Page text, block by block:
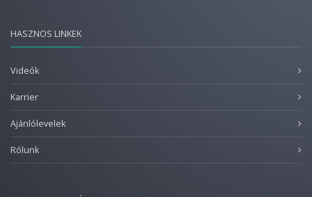
HASZNOS LINKEK
Videók
Karrier
Ajánlólevelek
Rólunk